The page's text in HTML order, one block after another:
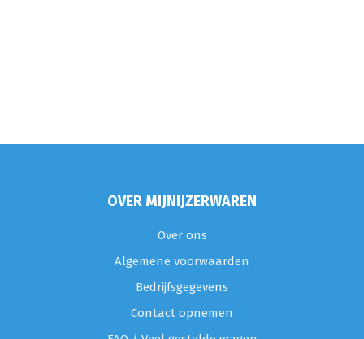
OVER MIJNIJZERWAREN
Over ons
Algemene voorwaarden
Bedrijfsgegevens
Contact opnemen